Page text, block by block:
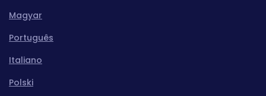
Magyar
Português
Italiano
Polski